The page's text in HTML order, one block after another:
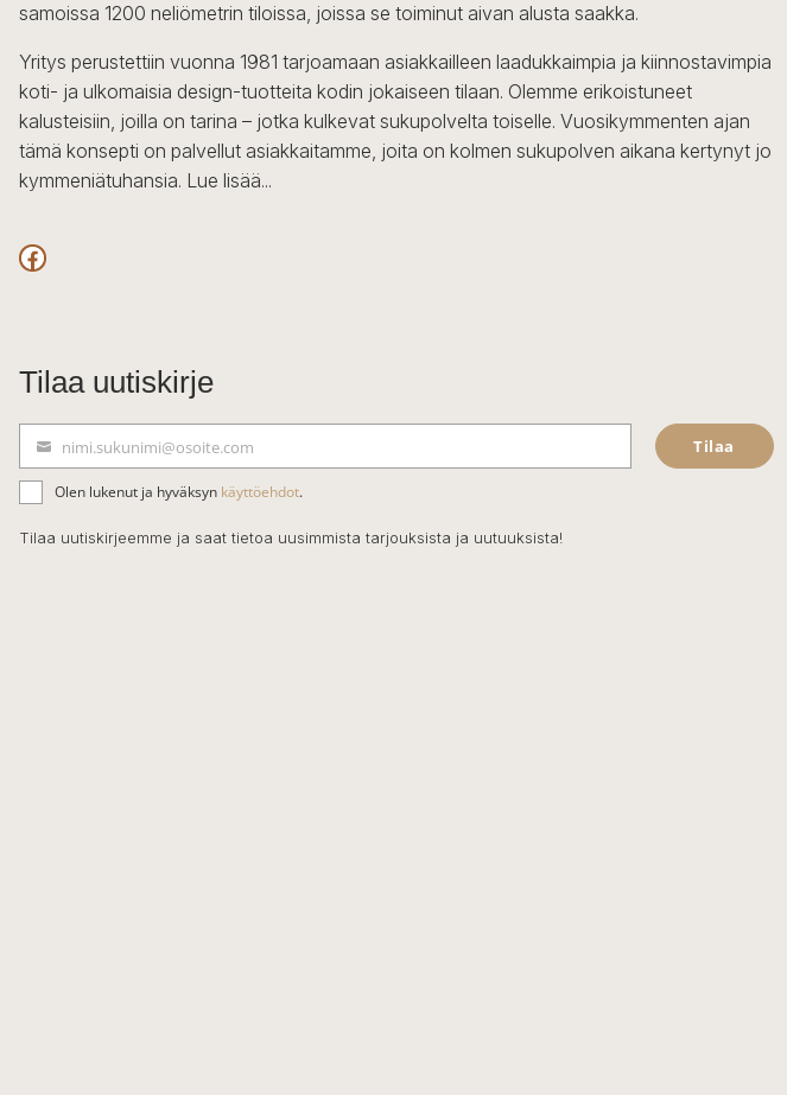
samoissa 1200 neliömetrin tiloissa, joissa se toiminut aivan alusta saakka.
Yritys perustettiin vuonna 1981 tarjoamaan asiakkailleen laadukkaimpia ja kiinnostavimpia
koti- ja ulkomaisia design-tuotteita kodin jokaiseen tilaan. Olemme erikoistuneet
kalusteisiin, joilla on tarina – jotka kulkevat sukupolvelta toiselle. Vuosikymmenten ajan
tämä konsepti on palvellut asiakkaitamme, joita on kolmen sukupolven aikana kertynyt jo
kymmeniätuhansia. Lue lisää...
Facebook
Tilaa uutiskirje
ä
h
k
nimi.sukunimi@osoite.com Tilaa
Olen lukenut ja hyväksyn käyttöehdot.
Tilaa uutiskirjeemme ja saat tietoa uusimmista tarjouksista ja uutuuksista!